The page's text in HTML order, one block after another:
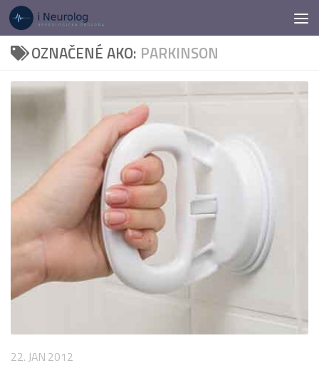
Preskočiť na obsah
OZNAČENÉ AKO: PARKINSON
22. JAN 2012